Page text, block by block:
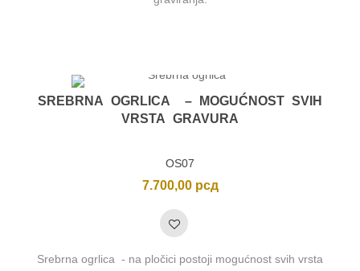
SREBRNA OGRLICA – MOGUĆNOST SVIH
VRSTA GRAVURA
OS07
7.700,00 рсд
Srebrna ogrlica - na pločici postoji mogućnost svih vrsta